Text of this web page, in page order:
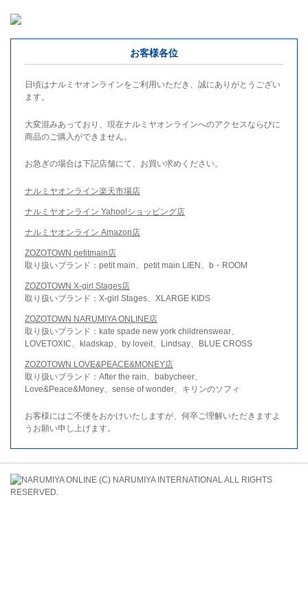
お客様各位
日頃はナルミヤオンラインをご利用いただき、誠にありがとうござい
ます。
大変混みあっており、現在ナルミヤオンラインへのアクセスならびに
商品のご購入ができません。
お急ぎの場合は下記店舗にて、お買い求めください。
ナルミヤオンライン楽天市場店
ナルミヤオンライン Yahoo!ショッピング店
ナルミヤオンライン Amazon店
ZOZOTOWN petitmain店
取り扱いブランド：petit main、petit main LIEN、b・ROOM
ZOZOTOWN X-girl Stages店
取り扱いブランド：X-girl Stages、XLARGE KIDS
ZOZOTOWN NARUMIYA ONLINE店
取り扱いブランド：kate spade new york childrenswear、
LOVETOXIC、kladskap、by loveit、Lindsay、BLUE CROSS
ZOZOTOWN LOVE&PEACE&MONEY店
取り扱いブランド：After the rain、babycheer、
Love&Peace&Money、sense of wonder、キリンのソフィ
お客様にはご不便をおかけいたしますが、何卒ご理解いただきますよ
うお願い申し上げます。